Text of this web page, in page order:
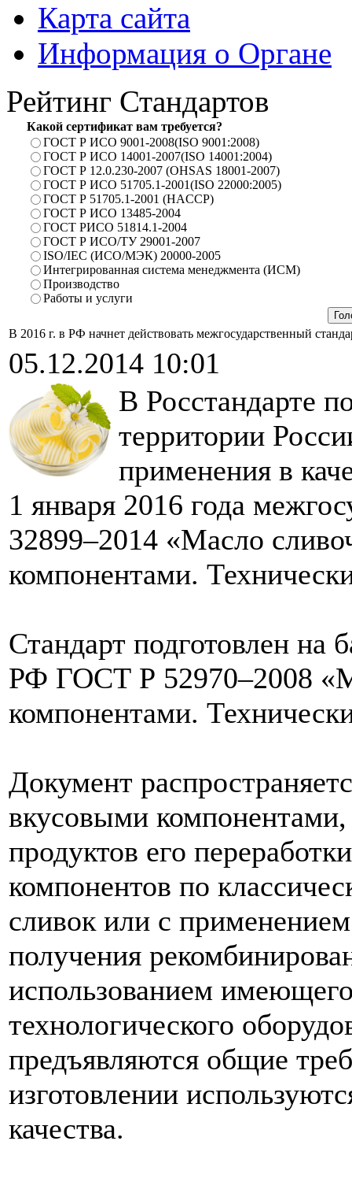
Карта сайта
Информация о Органе
Рейтинг Стандартов
Какой сертификат вам требуется?
ГОСТ Р ИСО 9001-2008(ISO 9001:2008)
ГОСТ Р ИСО 14001-2007(ISO 14001:2004)
ГОСТ Р 12.0.230-2007 (OHSAS 18001-2007)
ГОСТ Р ИСО 51705.1-2001(ISO 22000:2005)
ГОСТ Р 51705.1-2001 (HACCP)
ГОСТ Р ИСО 13485-2004
ГОСТ РИСО 51814.1-2004
ГОСТ Р ИСО/ТУ 29001-2007
ISO/IEC (ИСО/МЭК) 20000-2005
Интегрированная система менеджмента (ИСМ)
Производство
Работы и услуги
В 2016 г. в РФ начнет действовать межгосударственный
05.12.2014 10:01
В Росстандарте
территории
применения в
1 января 2016 года
32899–2014 «Масло
компонентами.
Стандарт подготовлен на
РФ ГОСТ Р 52970–2008
компонентами.
Документ
вкусовыми компонентами,
продуктов его
компонентов по
сливок или с
получения
использованием
технологического
предъявляются общие
изготовлении
качества.